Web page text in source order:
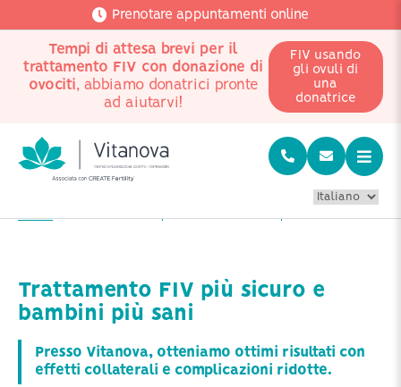
Prenotare appuntamenti online
Tempi di attesa brevi per il
trattamento FIV con donazione di
ovociti, abbiamo donatrici pronte
ad aiutarvi!
FIV usando
gli ovuli di
una
donatrice
Home Trattamento FIV più sicuro e bambini più sani
Trattamento FIV più sicuro e
bambini più sani
Presso Vitanova, otteniamo ottimi risultati con
effetti collaterali e complicazioni ridotte.